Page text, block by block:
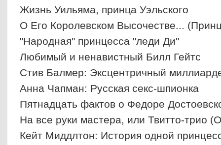
Жизнь Уильяма, принца Уэльского
О Его Королевском Высочестве...
"Народная" принцесса "леди Ди"
Любимый и ненавистный Билл Гейтс
Стив Балмер: Эксцентричный
Анна Чапман: Русская секс-шпионка
Пятнадцать фактов о Федоре
На все руки мастера, или Твитто-трио
Кейт Миддлтон: История одной